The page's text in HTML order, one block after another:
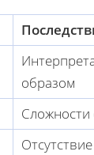
образом